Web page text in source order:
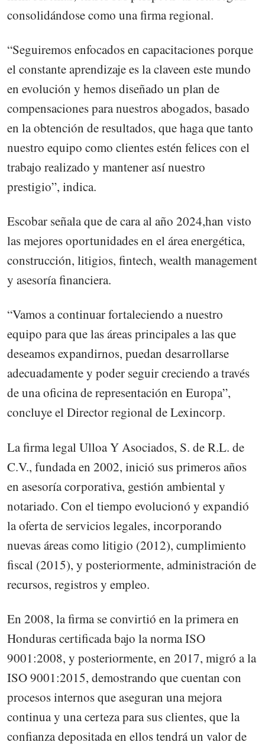
consolidándose como una firma regional.
“Seguiremos enfocados en capacitaciones porque
el constante aprendizaje es la claveen este mundo
en evolución y hemos diseñado un plan de
compensaciones para nuestros abogados, basado
en la obtención de resultados, que haga que tanto
nuestro equipo como clientes estén felices con el
trabajo realizado y mantener así nuestro
prestigio”, indica.
Escobar señala que de cara al año 2024,han visto
las mejores oportunidades en el área energética,
construcción, litigios, fintech, wealth management
y asesoría financiera.
“Vamos a continuar fortaleciendo a nuestro
equipo para que las áreas principales a las que
deseamos expandirnos, puedan desarrollarse
adecuadamente y poder seguir creciendo a través
de una oficina de representación en Europa”,
concluye el Director regional de Lexincorp.
La firma legal Ulloa Y Asociados, S. de R.L. de
C.V., fundada en 2002, inició sus primeros años
en asesoría corporativa, gestión ambiental y
notariado. Con el tiempo evolucionó y expandió
la oferta de servicios legales, incorporando
nuevas áreas como litigio (2012), cumplimiento
fiscal (2015), y posteriormente, administración de
recursos, registros y empleo.
En 2008, la firma se convirtió en la primera en
Honduras certificada bajo la norma ISO
9001:2008, y posteriormente, en 2017, migró a la
ISO 9001:2015, demostrando que cuentan con
procesos internos que aseguran una mejora
continua y una certeza para sus clientes, que la
confianza depositada en ellos tendrá un valor de